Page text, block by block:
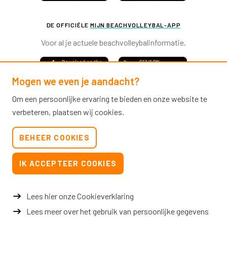
DE OFFICIËLE MIJN BEACHVOLLEYBAL-APP
Voor al je actuele beachvolleybalinformatie.
© 2026 Nevobo
Nieuwsbrieven
Privacy & cookies
Verkoopvoorwaarden evenementen
Mogen we even je aandacht?
Om een persoonlijke ervaring te bieden en onze website te
verbeteren, plaatsen wij cookies.
BEHEER COOKIES
IK ACCEPTEER COOKIES
Lees hier onze Cookieverklaring
Lees meer over het gebruik van persoonlijke gegevens